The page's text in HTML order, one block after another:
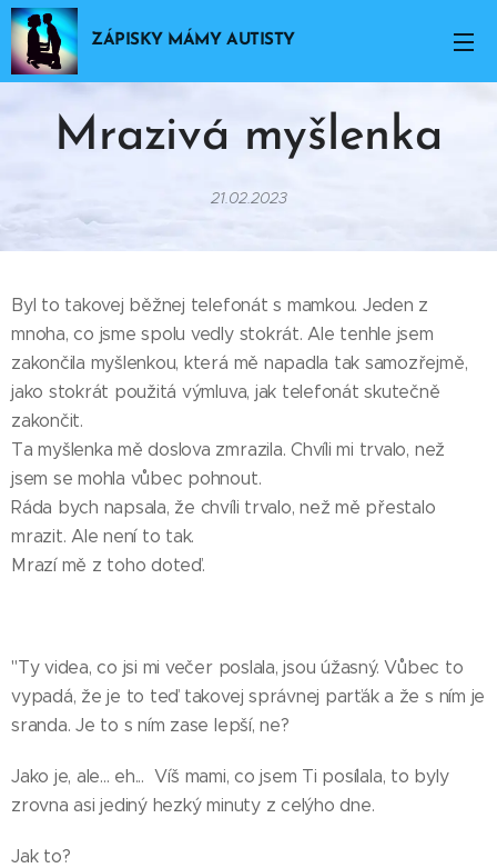
ZÁPISKY MÁMY AUTISTY
Mrazivá myšlenka
21.02.2023
Byl to takovej běžnej telefonát s mamkou. Jeden z
mnoha, co jsme spolu vedly stokrát. Ale tenhle jsem
zakončila myšlenkou, která mě napadla tak samozřejmě,
jako stokrát použitá výmluva, jak telefonát skutečně
zakončit.
Ta myšlenka mě doslova zmrazila. Chvíli mi trvalo, než
jsem se mohla vůbec pohnout.
Ráda bych napsala, že chvíli trvalo, než mě přestalo
mrazit. Ale není to tak.
Mrazí mě z toho doteď.
"Ty videa, co jsi mi večer poslala, jsou úžasný. Vůbec to
vypadá, že je to teď takovej správnej parťák a že s ním je
sranda. Je to s ním zase lepší, ne?
Jako je, ale... eh... Víš mami, co jsem Ti posílala, to byly
zrovna asi jediný hezký minuty z celýho dne.
Jak to?